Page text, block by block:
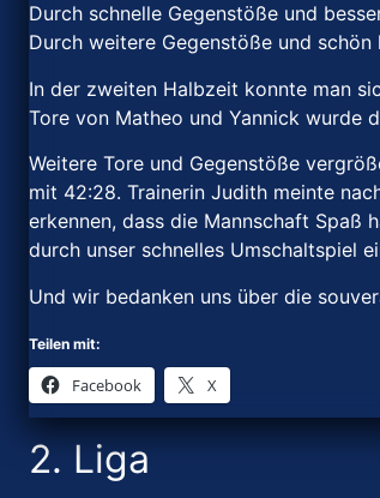
Durch schnelle Gegenstöße und
Durch weitere Gegenstöße und
In der zweiten Halbzeit konnte man
Tore von Matheo und Yannick wurde
Weitere Tore und Gegenstöße
mit 42:28. Trainerin Judith meinte
erkennen, dass die Mannschaft Spaß
durch unser schnelles Umschaltspiel
Und wir bedanken uns über die
Teilen mit:
Facebook X
2. Liga